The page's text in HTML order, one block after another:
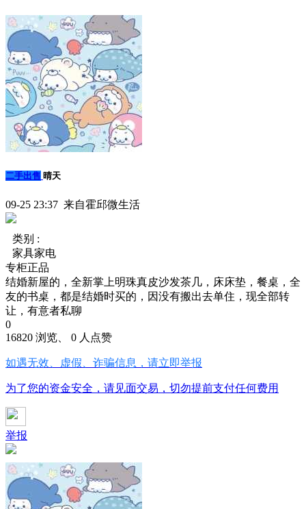
二手出售 晴天
09-25 23:37 来自霍邱微生活
类别 :
家具家电
专柜正品
结婚新屋的，全新掌上明珠真皮沙发茶几，床床垫，餐桌，全
友的书桌，都是结婚时买的，因没有搬出去单住，现全部转
让，有意者私聊
0
16820 浏览、 0 人点赞
如遇无效、虚假、诈骗信息，请立即举报
为了您的资金安全，请见面交易，切勿提前支付任何费用
举报